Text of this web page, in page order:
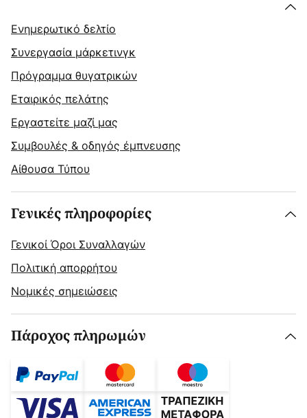
Ενημερωτικό δελτίο
Συνεργασία μάρκετινγκ
Πρόγραμμα θυγατρικών
Εταιρικός πελάτης
Εργαστείτε μαζί μας
Συμβουλές & οδηγός έμπνευσης
Αίθουσα Τύπου
Γενικές πληροφορίες
Γενικοί Όροι Συναλλαγών
Πολιτική απορρήτου
Νομικές σημειώσεις
Πάροχος πληρωμών